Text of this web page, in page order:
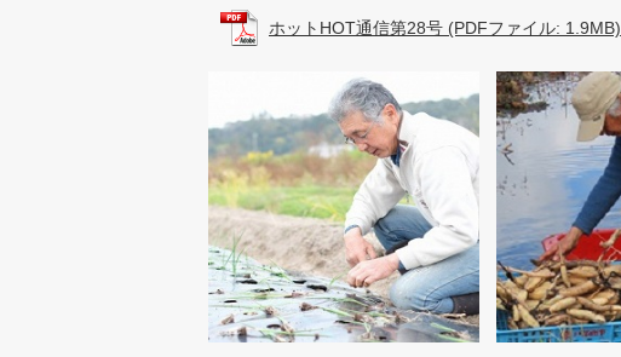
ホットHOT通信第28号 (PDFファイル: 1.9MB)